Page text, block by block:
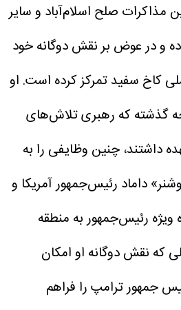
مذاکرات صلح اسلام‌آباد و سایر
و در عوض بر نقش دوگانه خود
کاخ سفید تمرکز کرده است. او
گذشته که رهبری تلاش‌های
داشتند، چنین وظایفی را به
داماد رئیس‌جمهور آمریکا و
ویژه رئیس‌جمهور به منطقه
که نقش دوگانه او امکان
جمهور ترامپ را فراهم